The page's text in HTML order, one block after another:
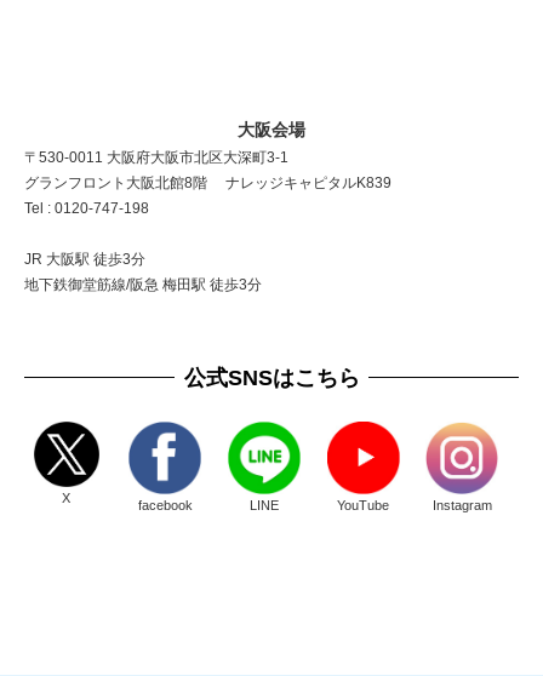
大阪会場
〒530-0011 大阪府大阪市北区大深町3-1
グランフロント大阪北館8階 ナレッジキャピタルK839
Tel : 0120-747-198
JR 大阪駅 徒歩3分
地下鉄御堂筋線/阪急 梅田駅 徒歩3分
公式SNSはこちら
X facebook LINE YouTube Instagram